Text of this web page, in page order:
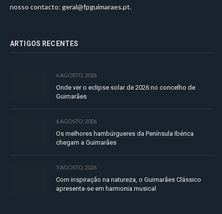
nosso contacto: geral@fpguimaraes.pt.
ARTIGOS RECENTES
6 AGOSTO, 2026
Onde ver o eclipse solar de 2026 no concelho de
Guimarães
6 AGOSTO, 2026
Os melhores hambúrgueres da Península Ibérica
chegam a Guimarães
5 AGOSTO, 2026
Com inspiração na natureza, o Guimarães Clássico
apresenta-se em harmonia musical